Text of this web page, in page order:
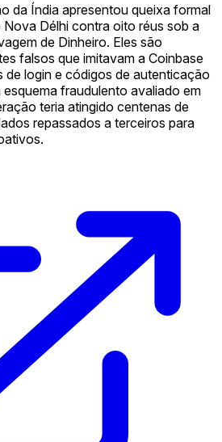
da Índia apresentou queixa formal
Nova Délhi contra oito réus sob a
de Dinheiro. Eles são
falsos que imitavam a Coinbase
de login e códigos de autenticação
esquema fraudulento avaliado em
teria atingido centenas de
repassados a terceiros para